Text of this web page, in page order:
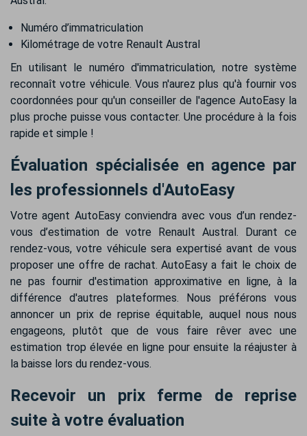
Numéro d’immatriculation
Kilométrage de votre Renault Austral
En utilisant le numéro d'immatriculation, notre système
reconnaît votre véhicule. Vous n'aurez plus qu'à fournir vos
coordonnées pour qu'un conseiller de l'agence AutoEasy la
plus proche puisse vous contacter. Une procédure à la fois
rapide et simple !
Évaluation spécialisée en agence par
les professionnels d'AutoEasy
Votre agent AutoEasy conviendra avec vous d’un rendez-
vous d’estimation de votre Renault Austral. Durant ce
rendez-vous, votre véhicule sera expertisé avant de vous
proposer une offre de rachat. AutoEasy a fait le choix de
ne pas fournir d'estimation approximative en ligne, à la
différence d'autres plateformes. Nous préférons vous
annoncer un prix de reprise équitable, auquel nous nous
engageons, plutôt que de vous faire rêver avec une
estimation trop élevée en ligne pour ensuite la réajuster à
la baisse lors du rendez-vous.
Recevoir un prix ferme de reprise
suite à votre évaluation